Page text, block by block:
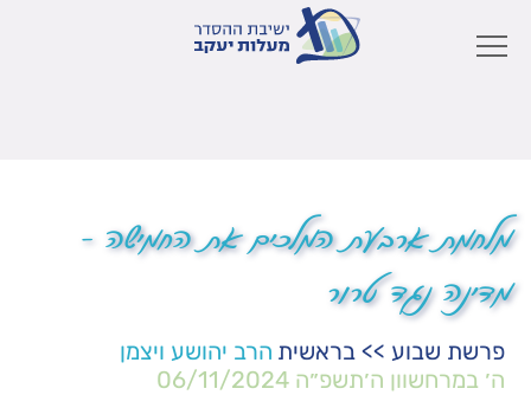
מלחמת ארבעת המלכים את החמישה –
מדינה נגד טרור
פרשת שבוע >> בראשית הרב יהושע ויצמן
ה׳ במרחשוון ה׳תשפ״ה 06/11/2024